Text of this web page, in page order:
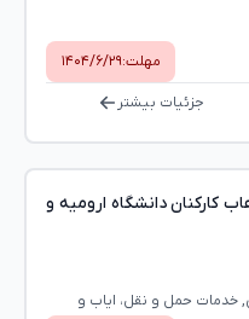
مهلت:۱۴۰۴/۶/۲۹
جزئیات بیشتر
دانشگاه ارومیه و
خدمات حمل و نقل، ایاب و